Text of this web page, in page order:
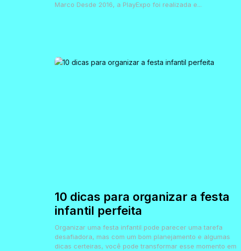
Marco Desde 2016, a PlayExpo foi realizada e...
10 dicas para organizar a festa
infantil perfeita
Organizar uma festa infantil pode parecer uma tarefa
desafiadora, mas com um bom planejamento e algumas
dicas certeiras, você pode transformar esse momento em